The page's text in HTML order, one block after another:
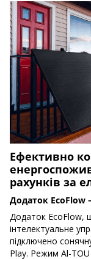
Ефективно
рахунків за
Додаток EcoFlow
Додаток EcoFlow,
інтелектуальне
підключено
Play. Режим Al-TOU